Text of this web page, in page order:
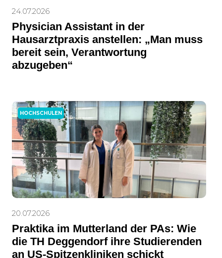
24.07.2026
Physician Assistant in der
Hausarztpraxis anstellen: „Man muss
bereit sein, Verantwortung
abzugeben“
HOCHSCHULEN
20.07.2026
Praktika im Mutterland der PAs: Wie
die TH Deggendorf ihre Studierenden
an US-Spitzenkliniken schickt